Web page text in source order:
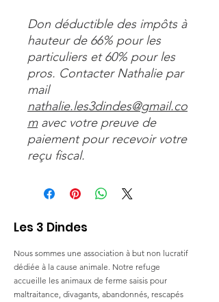
Don déductible des impôts à
hauteur de 66% pour les
particuliers et 60% pour les
pros. Contacter Nathalie par
mail
nathalie.les3dindes@gmail.co
mavec votre preuve de
paiement pour recevoir votre
reçu fiscal.
Les 3 Dindes
Nous sommes une association à but non lucratif
dédiée à la cause animale. Notre refuge
accueille les animaux de ferme saisis pour
maltraitance, divagants, abandonnés, rescapés